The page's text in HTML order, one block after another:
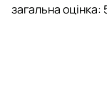
загальна оцінка: